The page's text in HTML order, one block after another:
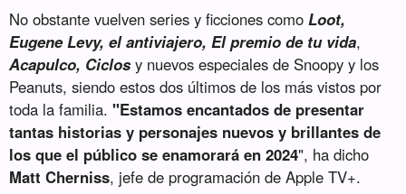
No obstante vuelven series y ficciones comoLoot,
Eugene Levy, el antiviajero, El premio de tu vida,
Acapulco, Ciclosy nuevos especiales de Snoopy y los
Peanuts, siendo estos dos últimos de los más vistos por
toda la familia."Estamos encantados de presentar
tantas historias y personajes nuevos y brillantes de
los que el público se enamorará en 2024", ha dicho
Matt Cherniss, jefe de programación de Apple TV+.